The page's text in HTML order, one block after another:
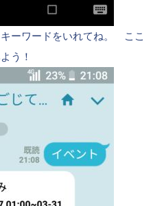
ーワードをいれてね。 ここ
う！